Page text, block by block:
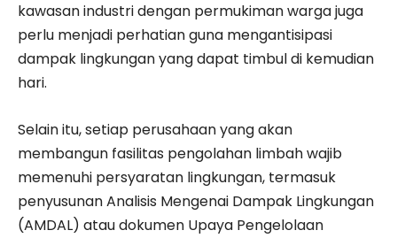
kawasan industri dengan permukiman warga juga
perlu menjadi perhatian guna mengantisipasi
dampak lingkungan yang dapat timbul di kemudian
hari.
Selain itu, setiap perusahaan yang akan
membangun fasilitas pengolahan limbah wajib
memenuhi persyaratan lingkungan, termasuk
penyusunan Analisis Mengenai Dampak Lingkungan
(AMDAL) atau dokumen Upaya Pengelolaan